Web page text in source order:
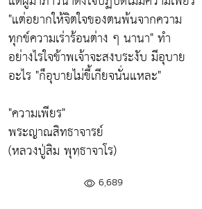
"แต่อยากให้จิตใจของตนพ้นจากความ
ทุกข์ความเร่าร้อนต่าง ๆ นานา" ทำ
อย่างไรใจข้าพเจ้าจะสงบระงับ มีอุบาย
อะไร "ก็อุบายไม่ขี้เกียจนั่นแหละ"
"ความเพียร"
พระญาณสิทธาจารย์
(หลวงปู่สิม พุทฺธาจาโร)
6,689